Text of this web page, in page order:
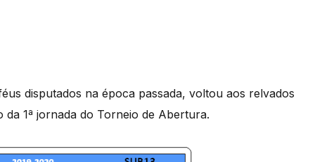
disputados na época passada, voltou aos relvados
1ª jornada do Torneio de Abertura.